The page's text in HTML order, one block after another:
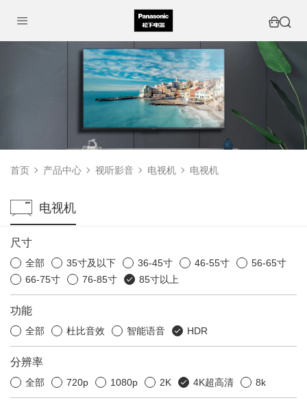
首页 产品中心 视听影音 电视机 电视机
电视机
尺寸
全部 35寸及以下 36-45寸 46-55寸
56-65寸
66-75寸
76-85寸 85寸以上
功能
全部 杜比音效 智能语音 HDR
分辨率
全部 720p 1080p 2K 4K超高清 8k